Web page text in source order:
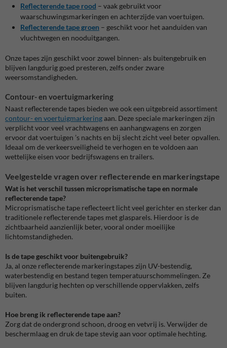
Reflecterende tape rood – vaak gebruikt voor
waarschuwingsmarkeringen en achterzijde van voertuigen.
Reflecterende tape groen – geschikt voor het aanduiden van
vluchtwegen en nooduitgangen.
Onze tapes zijn geschikt voor zowel binnen- als buitengebruik en
blijven langdurig goed presteren, zelfs onder zware
weersomstandigheden.
Contour- en voertuigmarkering
Naast reflecterende tapes bieden we ook een uitgebreid assortiment
contour- en voertuigmarkeringaan. Deze speciale markeringen zijn
verplicht voor veel vrachtwagens en aanhangwagens en zorgen
ervoor dat voertuigen ’s nachts en bij slecht zicht veel beter opvallen.
Ideaal om de verkeersveiligheid te verhogen en te voldoen aan
wettelijke eisen voor bedrijfswagens en trailers.
Veelgestelde vragen over reflecterende en markeringstape
Wat is het verschil tussen microprismatische tape en normale
reflecterende tape?
Microprismatische tape reflecteert licht veel gerichter en sterker dan
traditionele reflecterende tapes met glasparels. Hierdoor is de
zichtbaarheid aanzienlijk beter, vooral onder moeilijke
lichtomstandigheden.
Is de tape geschikt voor buitengebruik?
Ja, al onze reflecterende markeringstapes zijn UV-bestendig,
waterbestendig en bestand tegen temperatuurschommelingen. Ze
blijven langdurig hechten op verschillende oppervlakken, zelfs
buiten.
Hoe breng ik reflecterende tape aan?
Zorg dat de ondergrond schoon, droog en vetvrij is. Verwijder de
beschermlaag en druk de tape stevig aan voor optimale hechting.